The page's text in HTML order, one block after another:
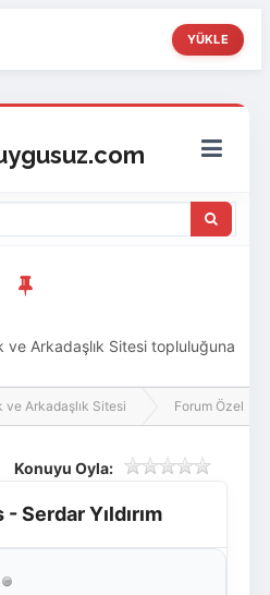
YÜKLE
Üye Ol
Arkadaşlık Sitesi topluluğuna
katılmak istersen kayıt
Arkadaşlık Sitesi Forum Özel
Konuyu Oyla:
Serdar Yıldırım